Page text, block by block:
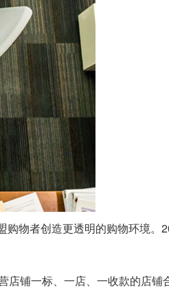
物者创造更透明的购物环境
店铺一标、一店、一收款的店铺